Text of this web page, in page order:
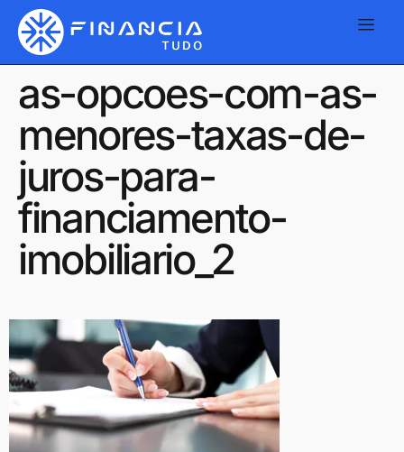
as-opcoes-com-as-
menores-taxas-de-
juros-para-
financiamento-
imobiliario_2